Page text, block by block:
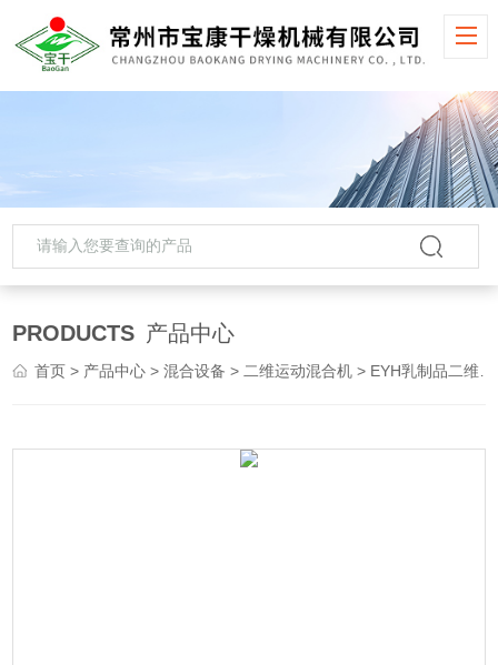
PRODUCTS 产品中心
首页 > 产品中心 >混合设备 > 二维运动混合机 > EYH乳制品二维运动搅拌机